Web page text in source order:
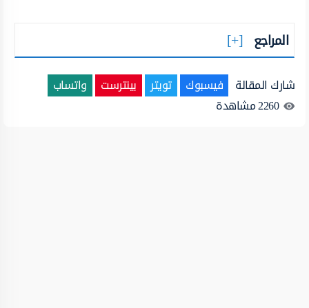
المراجع
شارك المقالة فيسبوك تويتر بينترست
واتساب
2260مشاهدة